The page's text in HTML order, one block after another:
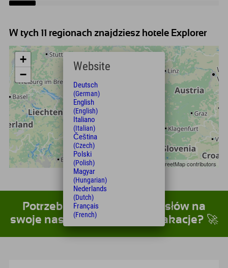
W tych 11 regionach znajdziesz hotele Explorer
+
−
| Map data © OpenStreetMap contributors
Potrzebujesz fajnych pomysłów na
swoje następne rowerowe wakacje? 🚀
Website
Deutsch
(German)
English
(English)
Italiano
(Italian)
Čeština
(Czech)
Polski
(Polish)
Magyar
(Hungarian)
Nederlands
(Dutch)
Français
(French)